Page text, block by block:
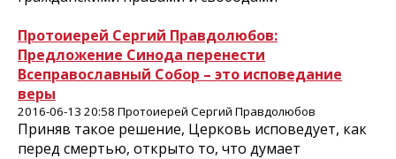
Протоиерей Сергий Правдолюбов:
Предложение Синода перенести
Всеправославный Собор – это исповедание
веры
2016-06-13 20:58 Протоиерей Сергий Правдолюбов
Приняв такое решение, Церковь исповедует, как
перед смертью, открыто то, что думает